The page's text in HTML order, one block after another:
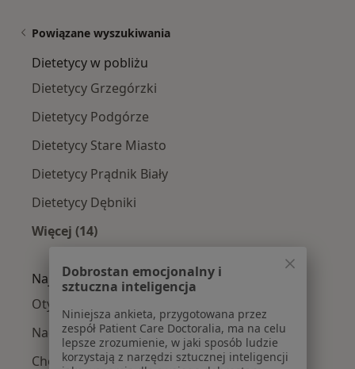
Powiązane wyszukiwania
Dietetycy w pobliżu
Dietetycy Grzegórzki
Dietetycy Podgórze
Dietetycy Stare Miasto
Dietetycy Prądnik Biały
Dietetycy Dębniki
Więcej (14)
Najczęście leczone choroby
Otyłość w Krakowie
Nadwaga w Krakowie
Choroba Hashimoto w Krakowie
Dobrostan emocjonalny i
sztuczna inteligencja
Niniejsza ankieta, przygotowana przez
zespół Patient Care Doctoralia, ma na celu
lepsze zrozumienie, w jaki sposób ludzie
korzystają z narzędzi sztucznej inteligencji